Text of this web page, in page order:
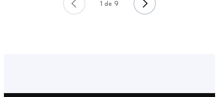
1 de 9